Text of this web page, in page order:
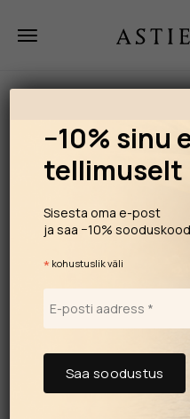
−10% sinu
tellimuselt
Sisesta oma e-post
ja saa −10% sooduskood
* kohustuslik väli